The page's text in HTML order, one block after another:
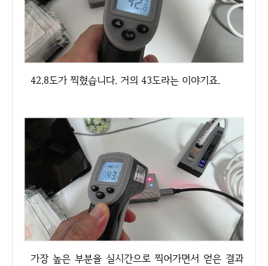
42.8도가 찍혔습니다. 거의 43도라는 이야기죠.
가장 높은 부분을 실시간으로 찍어가면서 얻은 결과